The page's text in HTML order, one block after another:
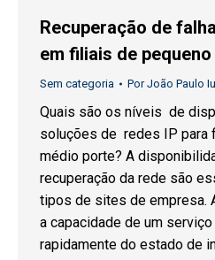
Recuperação de
em filiais de
Sem categoria PorJoão Paulo
Quais são os níveis de
soluções de redes IP para
médio porte? A
recuperação da rede são
tipos de sites de empresa.
a capacidade de um
rapidamente do estado de